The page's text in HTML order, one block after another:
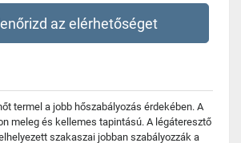
az elérhetőséget
termel a jobb hőszabályozás érdekében. A
meleg és kellemes tapintású. A légáteresztő
szakaszai jobban szabályozzák a